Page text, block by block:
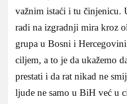
važnim istaći i tu činjenicu.
radi na izgradnji mira kroz
grupa u Bosni i
ciljem, a to je da ukažemo
prestati i da rat nikad ne
ljude ne samo u BiH već u